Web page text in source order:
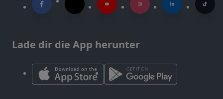
Lade dir die App herunter